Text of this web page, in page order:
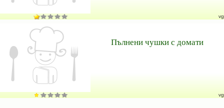
vg
Пълнени чушки с домати
vg